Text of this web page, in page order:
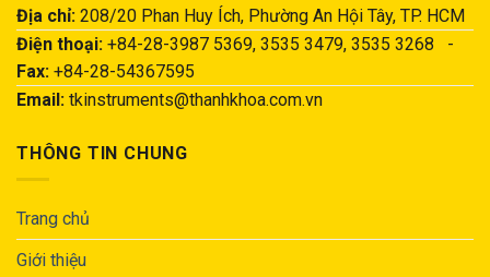
Địa chỉ: 208/20 Phan Huy Ích, Phường An Hội Tây, TP. HCM
Điện thoại: +84-28-3987 5369, 3535 3479, 3535 3268 -
Fax: +84-28-54367595
Email: tkinstruments@thanhkhoa.com.vn
THÔNG TIN CHUNG
Trang chủ
Giới thiệu